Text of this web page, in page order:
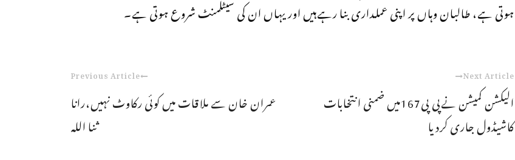
ہوتی ہے، طالبان وہاں پر اپنی عملداری بنا رہےہیں اور یہاں ان کی سیٹلمنٹ شروع ہوتی ہے۔
Previous Article
عمران خان سے ملاقات میں کوئی رکاوٹ نہیں،رانا
ثنا اللہ
Next Article
الیکشن کمیشن نےپی پی167میں ضمنی انتخابات
کاشیڈول جاری کردیا